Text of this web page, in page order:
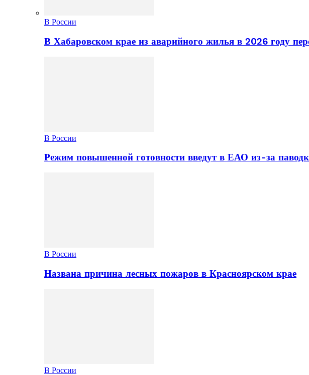
В России
В Хабаровском крае из аварийного жилья в 2026 году
В России
Режим повышенной готовности введут в ЕАО из-за
В России
Названа причина лесных пожаров в Красноярском крае
В России